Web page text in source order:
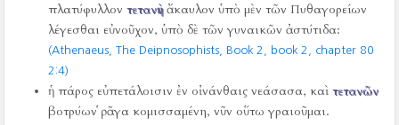
πλατύφυλλοντετανὴνἄκαυλον ὑπὸ μὲν τῶν Πυθαγορείων
λέγεσθαι εὐνοῦχον, ὑπὸ δὲ τῶν γυναικῶν ἀστύτιδα:
(Athenaeus, The Deipnosophists, Book 2, book 2, chapter 80
2:4)
ἡ πάρος εὐπετάλοισιν ἐν οἰνάνθαις νεάσασα, καὶτετανῶν
βοτρύων ῥᾶγα κομισσαμένη, νῦν οὕτω γραιοῦμαι.